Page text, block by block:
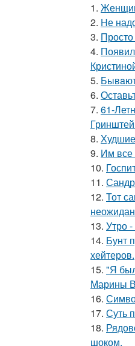
1.
2. Hе
3. Просто
4.
5.
6.
7. 61-
8. Худшие
9. Им все
10.
11.
12. Тот
13. Утро
14. Бунт
хейтеров.
15. "Я
Марины
16.
17. Суть
18.
шоком.